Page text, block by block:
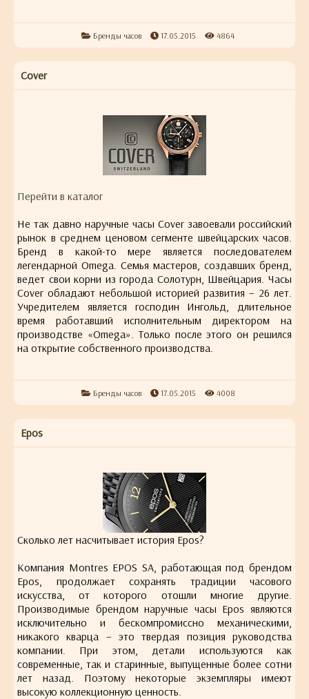
Бренды часов 17.05.2015 4864
Cover
Перейти в каталог
Не так давно наручные часы Cover завоевали российский
рынок в среднем ценовом сегменте швейцарских часов.
Бренд в какой-то мере является последователем
легендарной Omega. Семья мастеров, создавших бренд,
ведет свои корни из города Солотурн, Швейцария. Часы
Cover обладают небольшой историей развития – 26 лет.
Учредителем является господин Ингольд, длительное
время работавший исполнительным директором на
производстве «Omega». Только после этого он решился
на открытие собственного производства.
Бренды часов 17.05.2015 4008
Epos
Сколько лет насчитывает история Epos?
Компания Montres EPOS SA, работающая под брендом
Epos, продолжает сохранять традиции часового
искусства, от которого отошли многие другие.
Производимые брендом наручные часы Epos являются
исключительно и бескомпромиссно механическими,
никакого кварца – это твердая позиция руководства
компании. При этом, детали используются как
современные, так и старинные, выпущенные более сотни
лет назад. Поэтому некоторые экземпляры имеют
высокую коллекционную ценность.